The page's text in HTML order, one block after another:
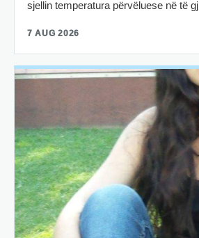
sjellin temperatura përvëluese në të
7 AUG 2026